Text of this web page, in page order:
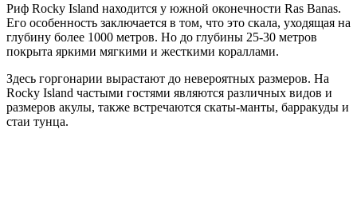
Риф Rocky Island находится у южной оконечности Ras Banas.
Его особенность заключается в том, что это скала, уходящая на
глубину более 1000 метров. Но до глубины 25-30 метров
покрыта яркими мягкими и жесткими кораллами.
Здесь горгонарии вырастают до невероятных размеров. На
Rocky Island частыми гостями являются различных видов и
размеров акулы, также встречаются скаты-манты, барракуды и
стаи тунца.